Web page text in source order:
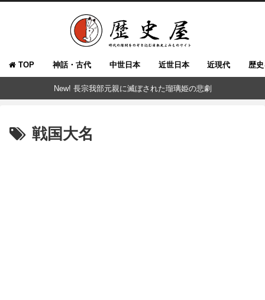
TOP 神話・古代 中世日本 近世日本 近現代 歴
New! 長宗我部元親に滅ぼされた瑠璃姫の悲劇
戦国大名